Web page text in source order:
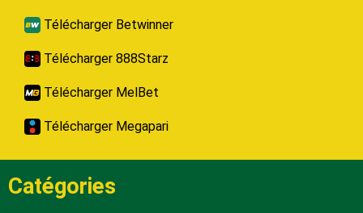
Télécharger Betwinner
Télécharger 888Starz
Télécharger MelBet
Télécharger Megapari
Catégories